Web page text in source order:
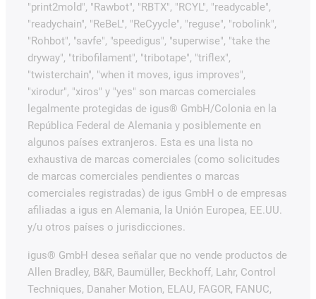
"print2mold", "Rawbot", "RBTX", "RCYL", "readycable",
"readychain", "ReBeL", "ReCyycle", "reguse", "robolink",
"Rohbot", "savfe", "speedigus", "superwise", "take the
dryway", "tribofilament", "tribotape", "triflex",
"twisterchain", "when it moves, igus improves",
"xirodur", "xiros" y "yes" son marcas comerciales
legalmente protegidas de igus® GmbH/Colonia en la
República Federal de Alemania y posiblemente en
algunos países extranjeros. Esta es una lista no
exhaustiva de marcas comerciales (como solicitudes
de marcas comerciales pendientes o marcas
comerciales registradas) de igus GmbH o de empresas
afiliadas a igus en Alemania, la Unión Europea, EE.UU.
y/u otros países o jurisdicciones.
igus® GmbH desea señalar que no vende productos de
Allen Bradley, B&R, Baumüller, Beckhoff, Lahr, Control
Techniques, Danaher Motion, ELAU, FAGOR, FANUC,